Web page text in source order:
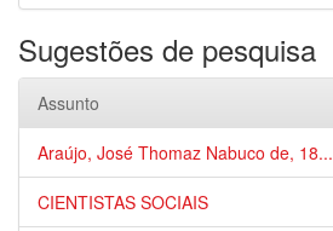
Sugestões de pesquisa
Assunto
Araújo, José Thomaz Nabuco de, 18...
CIENTISTAS SOCIAIS